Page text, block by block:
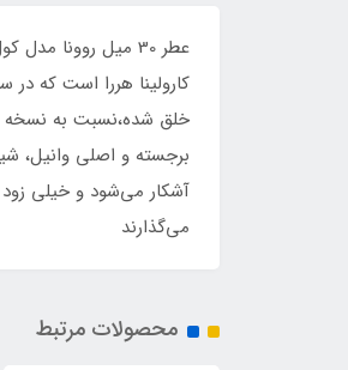
عطر 30 میل روونا
خلق شده،نسبت به نسخه
برجسته و اصلی وانیل،
آشکار می‌شود و خیلی
می‌گذارند
محصولات مرتبط